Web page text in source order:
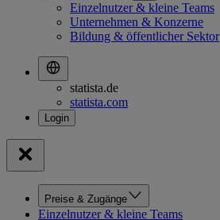
Einzelnutzer & kleine Teams
Unternehmen & Konzerne
Bildung & öffentlicher Sektor
statista.de
statista.com
Preise & Zugänge
Einzelnutzer & kleine Teams